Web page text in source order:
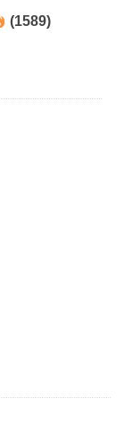
(1589)